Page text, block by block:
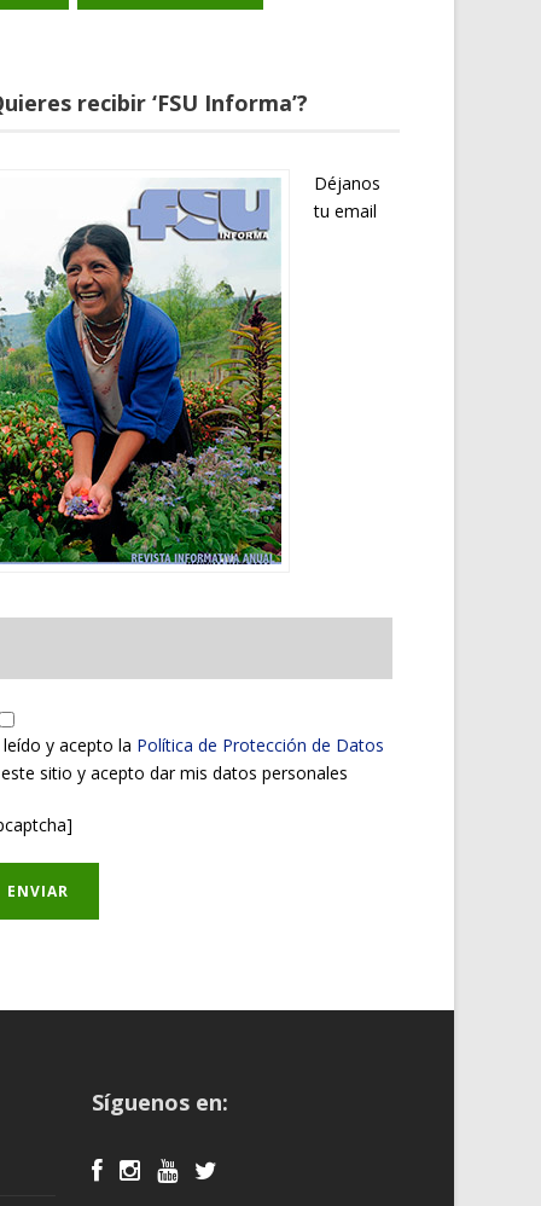
recibir ‘FSU Informa’?
Déjanos
tu email
leído y acepto la Política de Protección de Datos
sitio y acepto dar mis datos personales
Síguenos en: